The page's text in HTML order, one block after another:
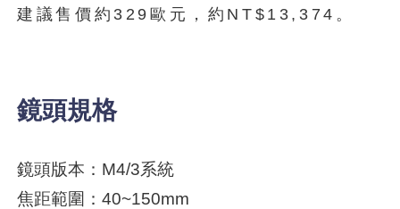
建議售價約329歐元，約NT$13,374。
鏡頭規格
鏡頭版本：M4/3系統
焦距範圍：40~150mm